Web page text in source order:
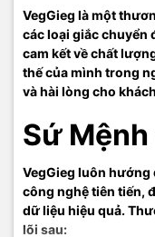
VegGieg là một
các loại giắc chuyển
cam kết về chất
thế của mình trong
và hài lòng cho
Sứ Mệnh
VegGieg luôn hướng
công nghệ tiên tiến,
dữ liệu hiệu quả.
lõi sau:
doanh nghiệp cũng như